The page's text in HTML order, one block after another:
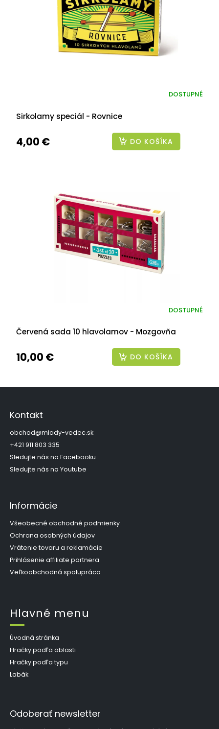
Sirkolamy speciál - Rovnice
DOSTUPNÉ
4,00 € DO KOŠÍKA
Červená sada 10 hlavolamov - Mozgovňa
DOSTUPNÉ
10,00 € DO KOŠÍKA
Kontakt
obchod@mlady-vedec.sk
+421 911 803 335
Sledujte nás na Facebooku
Sledujte nás na Youtube
Informácie
Všeobecné obchodné podmienky
Ochrana osobných údajov
Vrátenie tovaru a reklamácie
Prihlásenie affiliate partnera
Veľkoobchodná spolupráca
Hlavné menu
Úvodná stránka
Hračky podľa oblasti
Hračky podľa typu
Labák
Odoberať newsletter